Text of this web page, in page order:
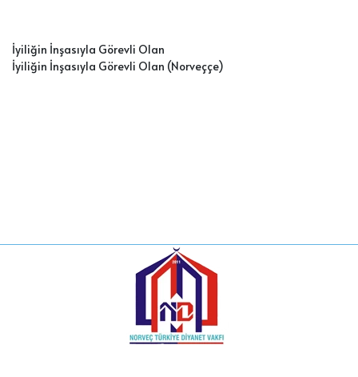
İyiliğin İnşasıyla Görevli Olan
İyiliğin İnşasıyla Görevli Olan (Norveççe)